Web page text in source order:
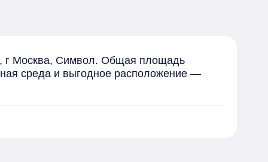
г Москва, Символ. Общая площадь
среда и выгодное расположение —